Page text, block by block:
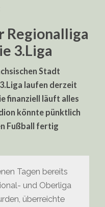
Regionalliga
3.Liga
Stadt
laufen derzeit
finanziell läuft alles
könnte pünktlich
Fußball fertig
Tagen bereits
und Oberliga
überreichte